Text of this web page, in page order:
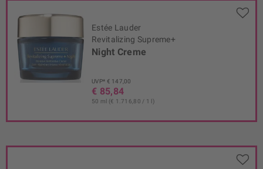
Estée Lauder
Revitalizing Supreme+
Night Creme
UVP* € 147,00
€ 85,84
50 ml (€ 1.716,80 / 1 l)